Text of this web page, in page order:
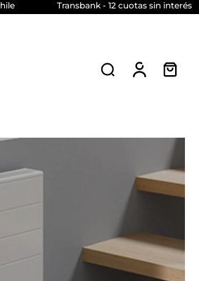
Transbank - 12 cuotas sin interés